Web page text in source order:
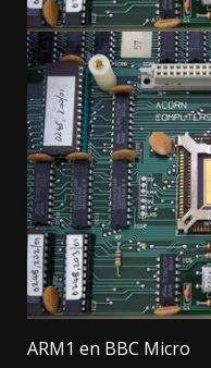
ARM1 en BBC Micro